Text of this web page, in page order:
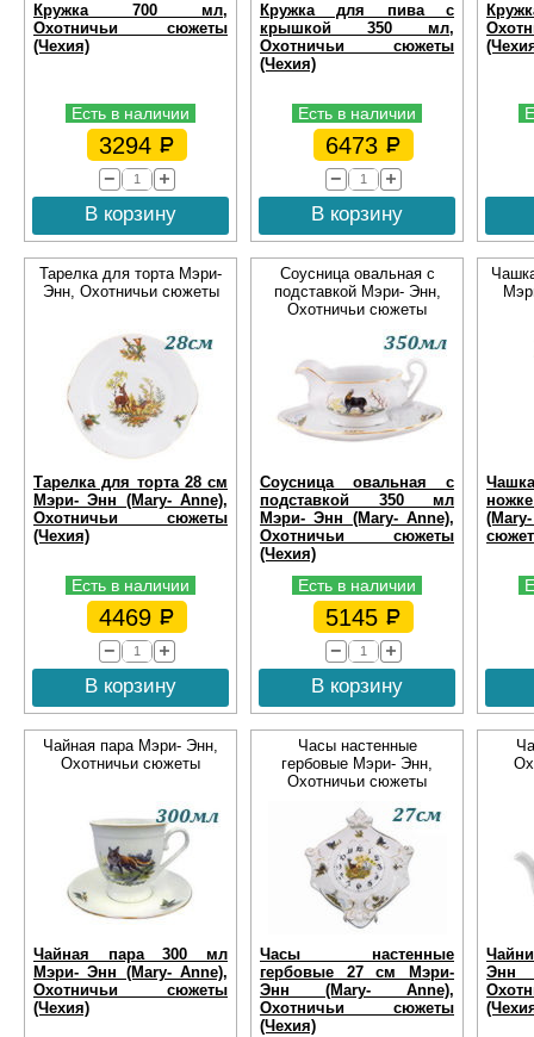
Кружка 700 мл,
Охотничьи сюжеты
(Чехия)
Есть в наличии
3294
В корзину
Кружка для пива с
крышкой 350 мл,
Охотничьи сюжеты
(Чехия)
Есть в наличии
6473
В корзину
Тарелка для торта Мэри-
Энн, Охотничьи сюжеты
Тарелка для торта 28 см
Мэри- Энн (Mary- Anne),
Охотничьи сюжеты
(Чехия)
Есть в наличии
4469
В корзину
Соусница овальная с
подставкой Мэри- Энн,
Охотничьи сюжеты
Соусница овальная с
подставкой 350 мл
Мэри- Энн (Mary- Anne),
Охотничьи сюжеты
(Чехия)
Есть в наличии
5145
В корзину
Чайная пара Мэри- Энн,
Охотничьи сюжеты
Чайная пара 300 мл
Мэри- Энн (Mary- Anne),
Охотничьи сюжеты
(Чехия)
Часы настенные
гербовые Мэри- Энн,
Охотничьи сюжеты
Часы настенные
гербовые 27 см Мэри-
Энн (Mary- Anne),
Охотничьи сюжеты
(Чехия)
Энн